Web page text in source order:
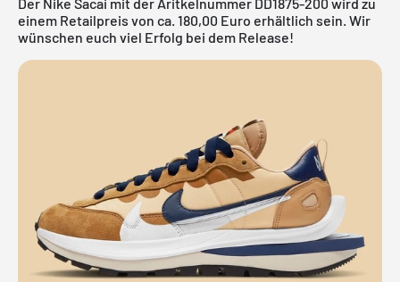
einem Retailpreis von ca. 180,00 Euro erhältlich sein. Wir
wünschen euch viel Erfolg bei dem Release!